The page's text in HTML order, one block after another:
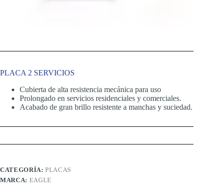
PLACA 2 SERVICIOS
Cubierta de alta resistencia mecánica para uso
Prolongado en servicios residenciales y comerciales.
Acabado de gran brillo resistente a manchas y suciedad.
CATEGORÍA:PLACAS
MARCA: EAGLE